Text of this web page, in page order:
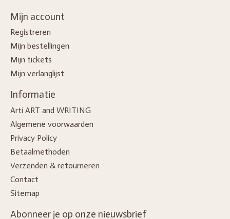
Mijn account
Registreren
Mijn bestellingen
Mijn tickets
Mijn verlanglijst
Informatie
Arti ART and WRITING
Algemene voorwaarden
Privacy Policy
Betaalmethoden
Verzenden & retourneren
Contact
Sitemap
Abonneer je op onze nieuwsbrief